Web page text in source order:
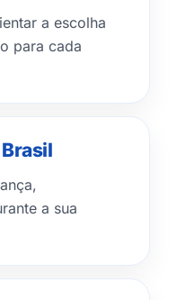
a escolha
para cada
a sua